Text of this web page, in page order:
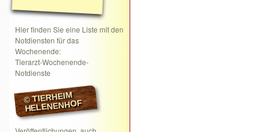
Hier finden Sie eine Liste mit den
Notdiensten für das
Wochenende:
Tierarzt-Wochenende-
Notdienste
© TIERHEIM
HELENENHOF